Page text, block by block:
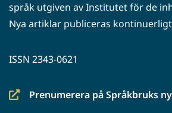
språk utgiven av Institutet för de
Nya artiklar publiceras
ISSN 2343-0621
Prenumerera på Språkbruks
(siirryt